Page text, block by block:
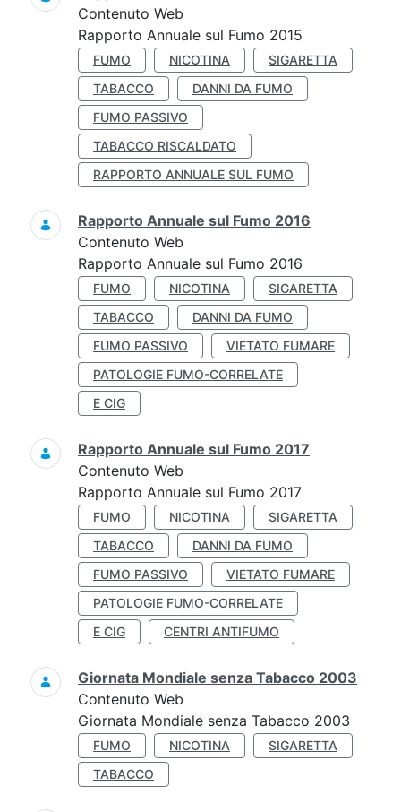
Contenuto Web
Rapporto Annuale sul Fumo 2015
FUMO NICOTINA
SIGARETTA
TABACCO
DANNI DA FUMO
FUMO PASSIVO
TABACCO RISCALDATO
RAPPORTO ANNUALE SUL FUMO
Rapporto Annuale sul Fumo 2016
Contenuto Web
Rapporto Annuale sul Fumo 2016
FUMO NICOTINA
SIGARETTA
TABACCO
DANNI DA FUMO
FUMO PASSIVO
VIETATO FUMARE
PATOLOGIE FUMO-CORRELATE
E CIG
Rapporto Annuale sul Fumo 2017
Contenuto Web
Rapporto Annuale sul Fumo 2017
FUMO NICOTINA
SIGARETTA
TABACCO
DANNI DA FUMO
FUMO PASSIVO
VIETATO FUMARE
PATOLOGIE FUMO-CORRELATE
E CIG
CENTRI ANTIFUMO
Giornata Mondiale senza Tabacco 2003
Contenuto Web
Giornata Mondiale senza Tabacco 2003
FUMO NICOTINA
SIGARETTA
TABACCO